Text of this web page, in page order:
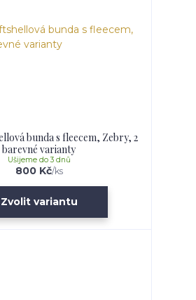
bunda s fleecem, Zebry, 2
barevné varianty
800 Kč/ks
Ušijeme do 3 dnů
Zvolit variantu